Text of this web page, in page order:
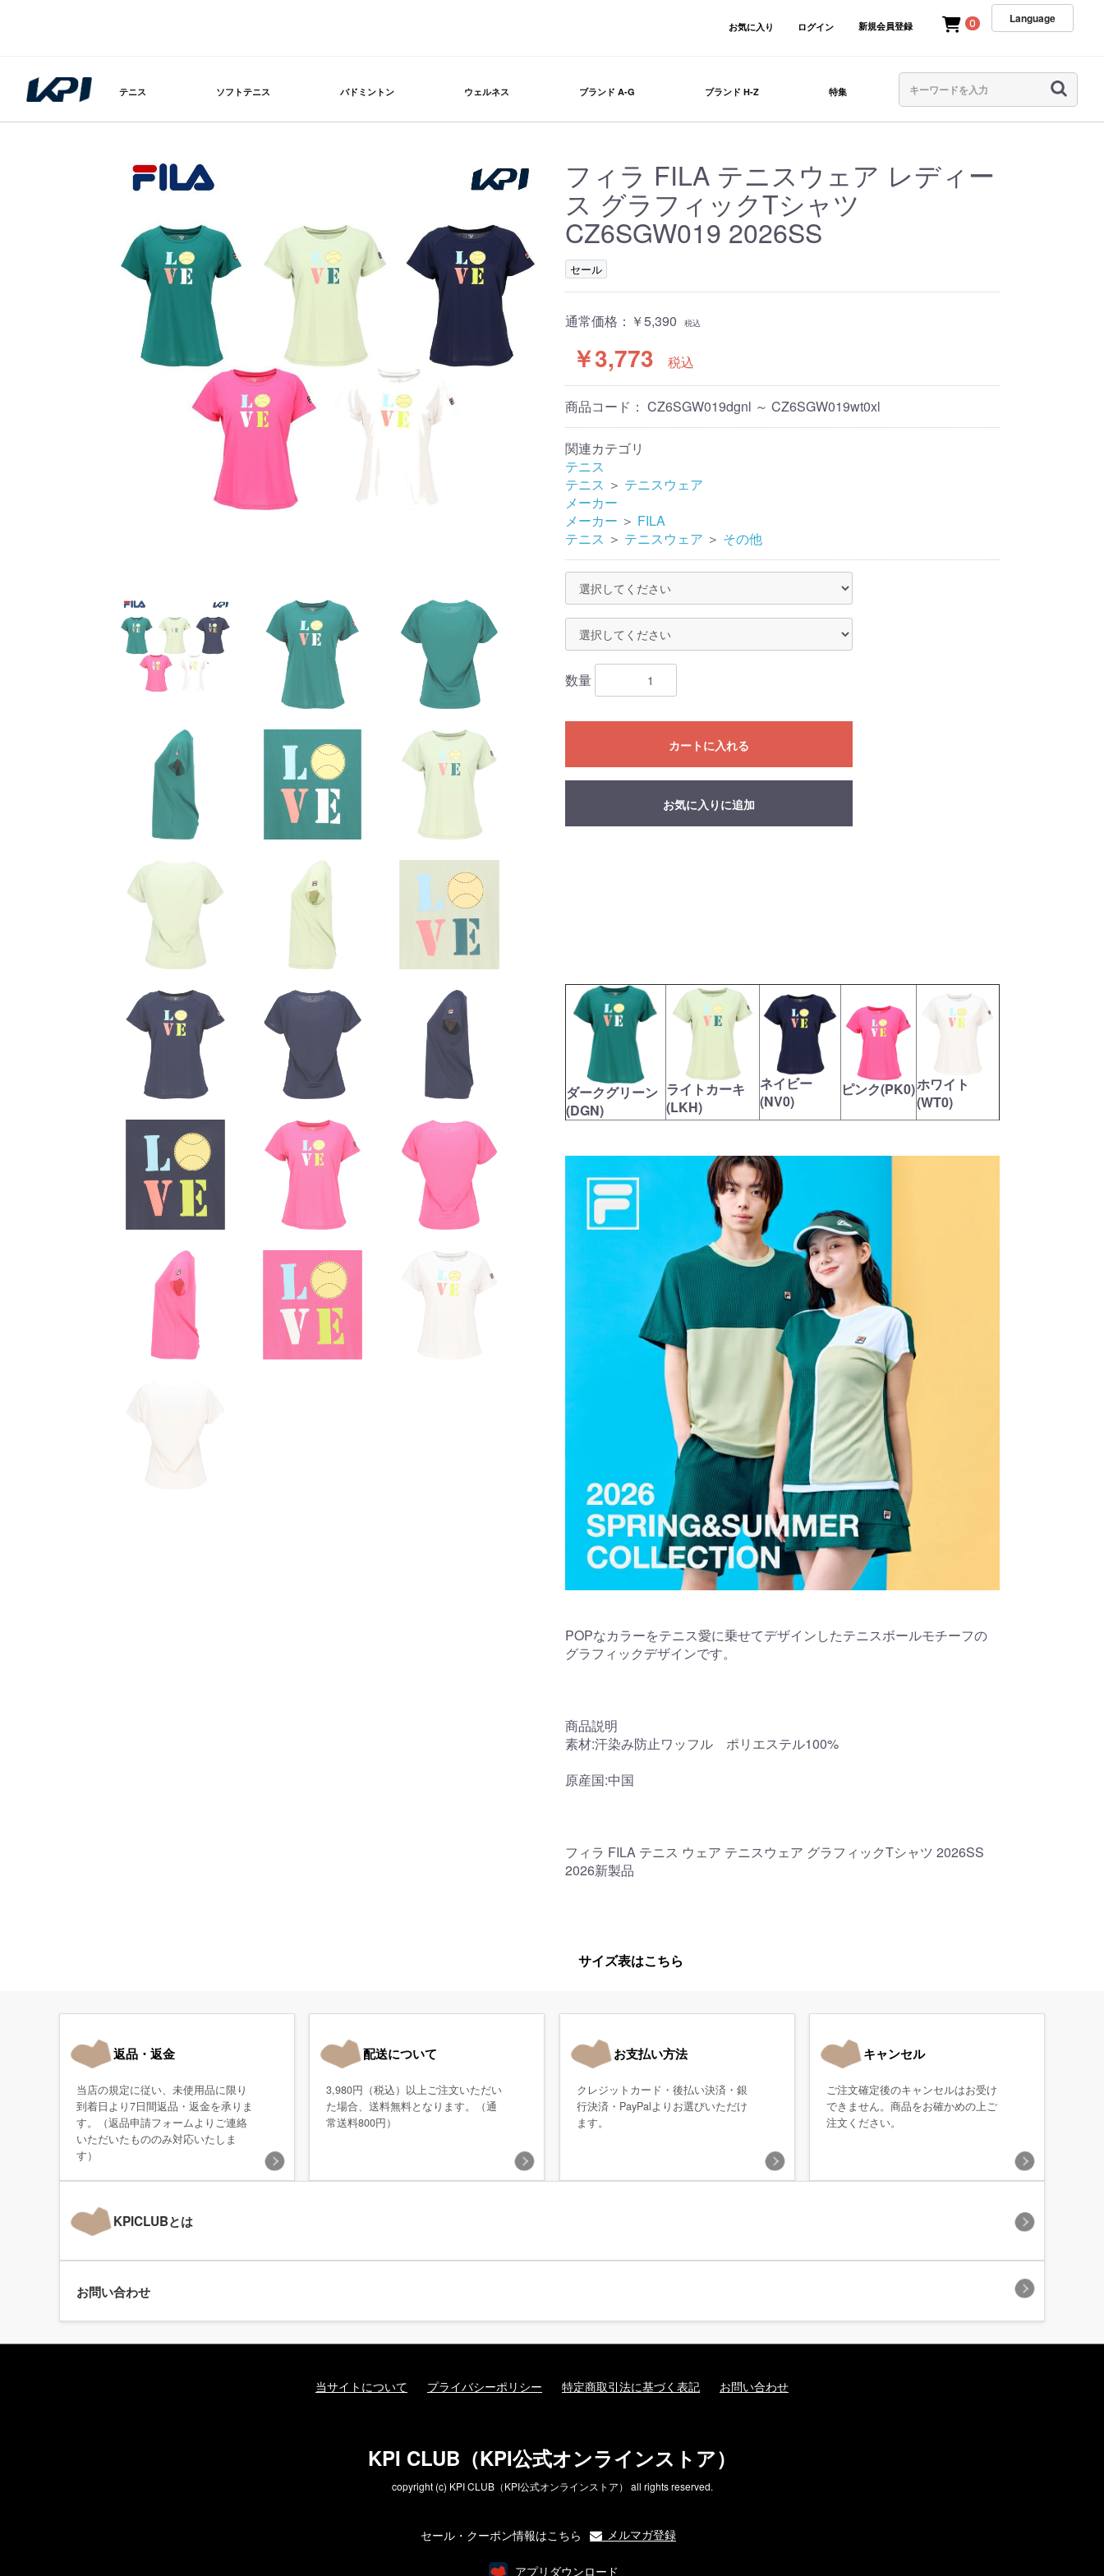
お気に入り ログイン 新規会員登録 0 Language
テニス ソフトテニス バドミントン ウェルネス ブランド A-G ブランド H-Z 特集
フィラ FILA テニスウェア レディー
ス グラフィックTシャツ
CZ6SGW019 2026SS
セール
通常価格： ￥5,390 税込
￥3,773 税込
商品コード： CZ6SGW019dgnl ～ CZ6SGW019wt0xl
関連カテゴリ
テニス
テニス ＞ テニスウェア
メーカー
メーカー ＞ FILA
テニス ＞ テニスウェア ＞ その他
数量
カートに入れる
お気に入りに追加
ダークグリーン
(DGN)
ライトカーキ
(LKH)
ネイビー
(NV0)
ピンク(PK0)ホワイト
(WT0)
POPなカラーをテニス愛に乗せてデザインしたテニスボールモチーフの
グラフィックデザインです。
商品説明
素材:汗染み防止ワッフル ポリエステル100%
原産国:中国
フィラ FILA テニス ウェア テニスウェア グラフィックTシャツ 2026SS
2026新製品
サイズ表はこちら
返品・返金
当店の規定に従い、未使用品に限り
到着日より7日間返品・返金を承りま
す。（返品申請フォームよりご連絡
いただいたもののみ対応いたしま
す）
配送について
3,980円（税込）以上ご注文いただい
た場合、送料無料となります。（通
常送料800円）
お支払い方法
クレジットカード・後払い決済・銀
行決済・PayPalよりお選びいただけ
ます。
キャンセル
ご注文確定後のキャンセルはお受け
できません。商品をお確かめの上ご
注文ください。
KPICLUBとは
お問い合わせ
当サイトについて プライバシーポリシー 特定商取引法に基づく表記 お問い合わせ
KPI CLUB（KPI公式オンラインストア）
copyright (c) KPI CLUB（KPI公式オンラインストア） all rights reserved.
セール・クーポン情報はこちら メルマガ登録
アプリダウンロード